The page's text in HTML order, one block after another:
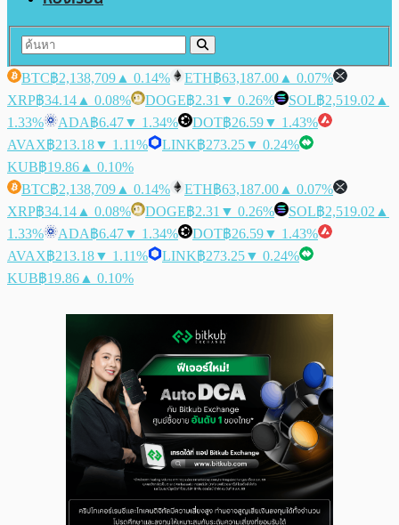
BTC฿2,138,709 ▲ 0.14% ETH฿63,187.00 ▲ 0.07%
XRP฿34.14 ▲ 0.08% DOGE฿2.31 ▼ 0.26% SOL฿2,519.02 ▲
1.33%
ADA฿6.47▼ 1.34% DOT฿26.59▼ 1.43%
AVAX฿213.18▼ 1.11% LINK฿273.25▼ 0.24%
KUB฿19.86 ▲ 0.10%
BTC฿2,138,709 ▲ 0.14% ETH฿63,187.00 ▲ 0.07%
XRP฿34.14 ▲ 0.08% DOGE฿2.31 ▼ 0.26% SOL฿2,519.02 ▲
1.33%
ADA฿6.47▼ 1.34% DOT฿26.59▼ 1.43%
AVAX฿213.18▼ 1.11% LINK฿273.25▼ 0.24%
KUB฿19.86 ▲ 0.10%